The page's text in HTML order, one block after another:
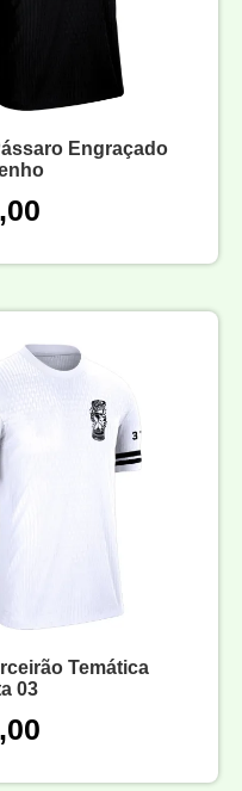
Engraçado
Temática
03